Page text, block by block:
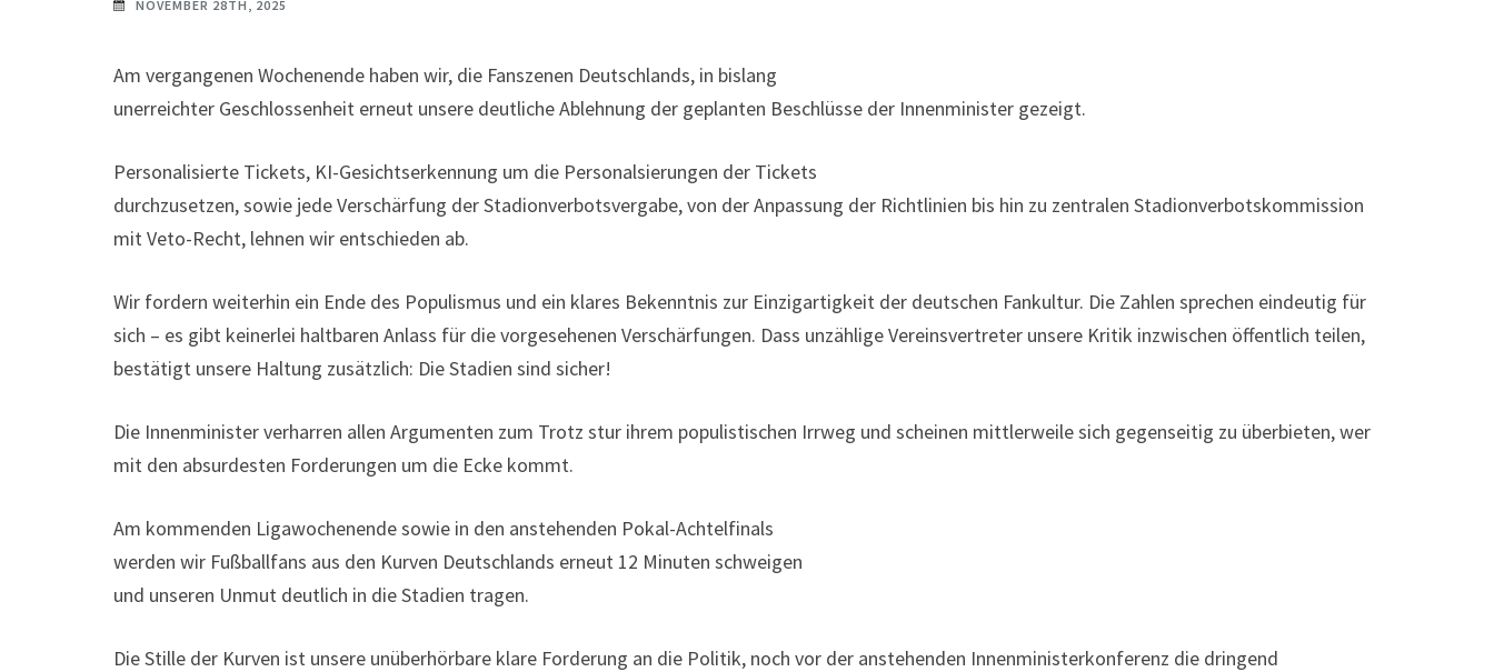
NOVEMBER 28TH, 2025
Am vergangenen Wochenende haben wir, die Fanszenen Deutschlands, in bislang
unerreichter Geschlossenheit erneut unsere deutliche Ablehnung der geplanten Beschlüsse der Innenminister gezeigt.
Personalisierte Tickets, KI-Gesichtserkennung um die Personalsierungen der Tickets
durchzusetzen, sowie jede Verschärfung der Stadionverbotsvergabe, von der Anpassung der Richtlinien bis hin zu zentralen Stadionverbotskommission
mit Veto-Recht, lehnen wir entschieden ab.
Wir fordern weiterhin ein Ende des Populismus und ein klares Bekenntnis zur Einzigartigkeit der deutschen Fankultur. Die Zahlen sprechen eindeutig für
sich – es gibt keinerlei haltbaren Anlass für die vorgesehenen Verschärfungen. Dass unzählige Vereinsvertreter unsere Kritik inzwischen öffentlich teilen,
bestätigt unsere Haltung zusätzlich: Die Stadien sind sicher!
Die Innenminister verharren allen Argumenten zum Trotz stur ihrem populistischen Irrweg und scheinen mittlerweile sich gegenseitig zu überbieten, wer
mit den absurdesten Forderungen um die Ecke kommt.
Am kommenden Ligawochenende sowie in den anstehenden Pokal-Achtelfinals
werden wir Fußballfans aus den Kurven Deutschlands erneut 12 Minuten schweigen
und unseren Unmut deutlich in die Stadien tragen.
Die Stille der Kurven ist unsere unüberhörbare klare Forderung an die Politik, noch vor der anstehenden Innenministerkonferenz die dringend